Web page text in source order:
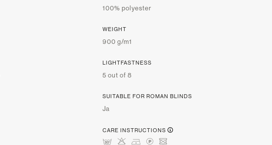
100% polyester
WEIGHT
900 g/m1
LIGHTFASTNESS
5 out of 8
SUITABLE FOR ROMAN BLINDS
Ja
CARE INSTRUCTIONS
mHDLU